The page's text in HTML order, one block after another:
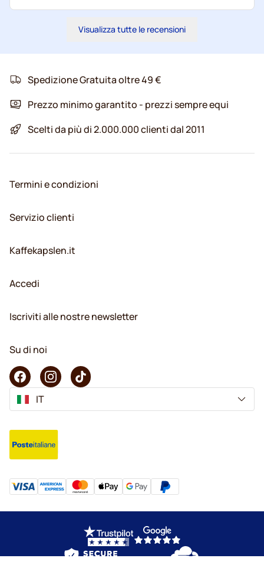
Visualizza tutte le recensioni
Spedizione Gratuita oltre 49 €
Prezzo minimo garantito - prezzi sempre equi
Scelti da più di 2.000.000 clienti dal 2011
Termini e condizioni
Servizio clienti
Kaffekapslen.it
Accedi
Iscriviti alle nostre newsletter
Su di noi
IT